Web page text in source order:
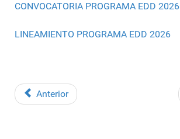
CONVOCATORIA PROGRAMA EDD 2026
LINEAMIENTO PROGRAMA EDD 2026
Anterior